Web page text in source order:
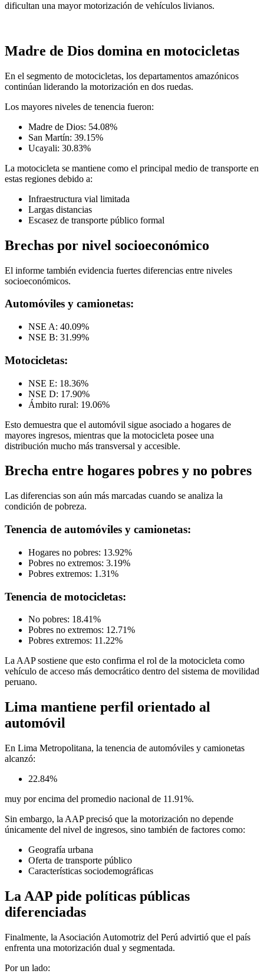
dificultan una mayor motorización de vehículos livianos.
Madre de Dios domina en motocicletas
En el segmento de motocicletas, los departamentos amazónicos
continúan liderando la motorización en dos ruedas.
Los mayores niveles de tenencia fueron:
Madre de Dios: 54.08%
San Martín: 39.15%
Ucayali: 30.83%
La motocicleta se mantiene como el principal medio de transporte en
estas regiones debido a:
Infraestructura vial limitada
Largas distancias
Escasez de transporte público formal
Brechas por nivel socioeconómico
El informe también evidencia fuertes diferencias entre niveles
socioeconómicos.
Automóviles y camionetas:
NSE A: 40.09%
NSE B: 31.99%
Motocicletas:
NSE E: 18.36%
NSE D: 17.90%
Ámbito rural: 19.06%
Esto demuestra que el automóvil sigue asociado a hogares de
mayores ingresos, mientras que la motocicleta posee una
distribución mucho más transversal y accesible.
Brecha entre hogares pobres y no pobres
Las diferencias son aún más marcadas cuando se analiza la
condición de pobreza.
Tenencia de automóviles y camionetas:
Hogares no pobres: 13.92%
Pobres no extremos: 3.19%
Pobres extremos: 1.31%
Tenencia de motocicletas:
No pobres: 18.41%
Pobres no extremos: 12.71%
Pobres extremos: 11.22%
La AAP sostiene que esto confirma el rol de la motocicleta como
vehículo de acceso más democrático dentro del sistema de movilidad
peruano.
Lima mantiene perfil orientado al
automóvil
En Lima Metropolitana, la tenencia de automóviles y camionetas
alcanzó:
22.84%
muy por encima del promedio nacional de 11.91%.
Sin embargo, la AAP precisó que la motorización no depende
únicamente del nivel de ingresos, sino también de factores como:
Geografía urbana
Oferta de transporte público
Características sociodemográficas
La AAP pide políticas públicas
diferenciadas
Finalmente, la Asociación Automotriz del Perú advirtió que el país
enfrenta una motorización dual y segmentada.
Por un lado: